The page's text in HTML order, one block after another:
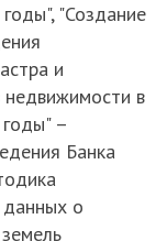
"Создание
и
недвижимости в
–
Банка
данных о